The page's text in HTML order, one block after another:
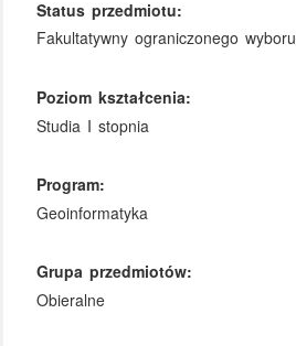
Status przedmiotu:
Fakultatywny ograniczonego wyboru
Poziom kształcenia:
Studia I stopnia
Program:
Geoinformatyka
Grupa przedmiotów:
Obieralne